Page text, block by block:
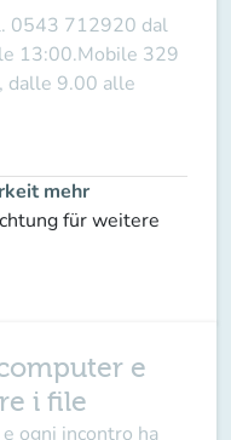
0543 712920 dal
13:00.Mobile 329
dalle 9.00 alle
mehr
für weitere
e
i file
e ogni incontro ha